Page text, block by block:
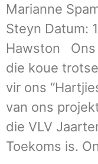
Marianne
Steyn Datum:
Hawston Ons
die koue
vir ons
van ons
die VLV
Toekoms is.